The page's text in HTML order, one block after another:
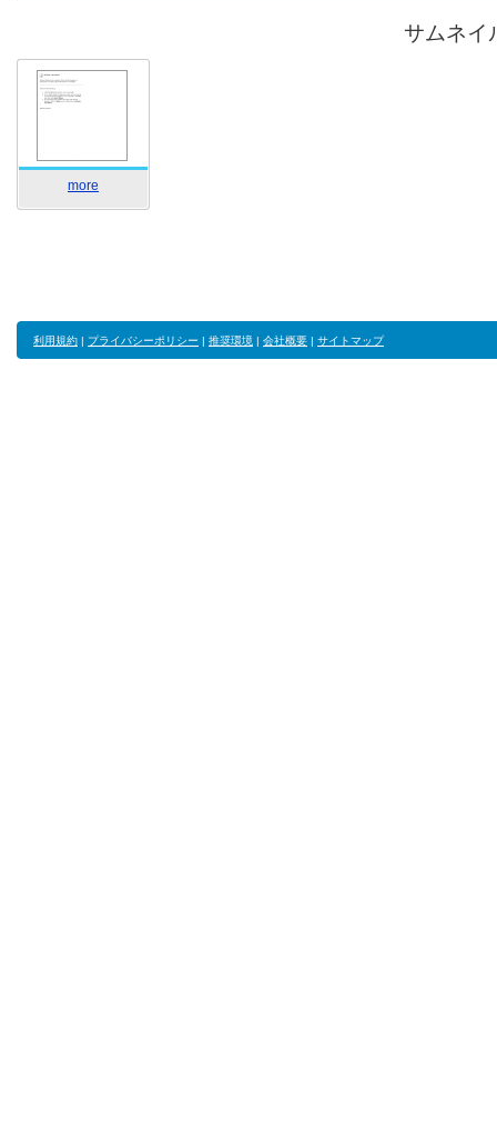
サムネイ
more
利用規約 | プライバシーポリシー | 推奨環境 | 会社概要 | サイトマップ